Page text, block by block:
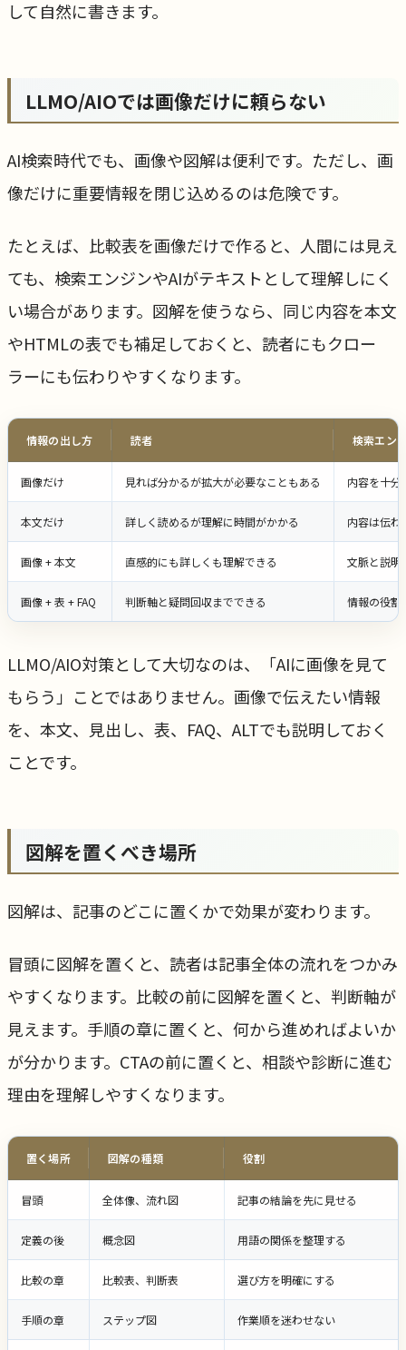
して自然に書きます。
LLMO/AIOでは画像だけに頼らない
AI検索時代でも、画像や図解は便利です。ただし、画
像だけに重要情報を閉じ込めるのは危険です。
たとえば、比較表を画像だけで作ると、人間には見え
ても、検索エンジンやAIがテキストとして理解しにく
い場合があります。図解を使うなら、同じ内容を本文
やHTMLの表でも補足しておくと、読者にもクロー
ラーにも伝わりやすくなります。
情報の出し方 読者 検索エン
画像だけ 見れば分かるが拡大が必要なこともある 内容を十分
本文だけ 詳しく読めるが理解に時間がかかる 内容は伝わ
画像 + 本文 直感的にも詳しくも理解できる 文脈と説明
画像 + 表 + FAQ 判断軸と疑問回収までできる 情報の役割
LLMO/AIO対策として大切なのは、「AIに画像を見て
もらう」ことではありません。画像で伝えたい情報
を、本文、見出し、表、FAQ、ALTでも説明しておく
ことです。
図解を置くべき場所
図解は、記事のどこに置くかで効果が変わります。
冒頭に図解を置くと、読者は記事全体の流れをつかみ
やすくなります。比較の前に図解を置くと、判断軸が
見えます。手順の章に置くと、何から進めればよいか
が分かります。CTAの前に置くと、相談や診断に進む
理由を理解しやすくなります。
置く場所 図解の種類 役割
冒頭 全体像、流れ図 記事の結論を先に見せる
定義の後 概念図 用語の関係を整理する
比較の章 比較表、判断表 選び方を明確にする
手順の章 ステップ図 作業順を迷わせない